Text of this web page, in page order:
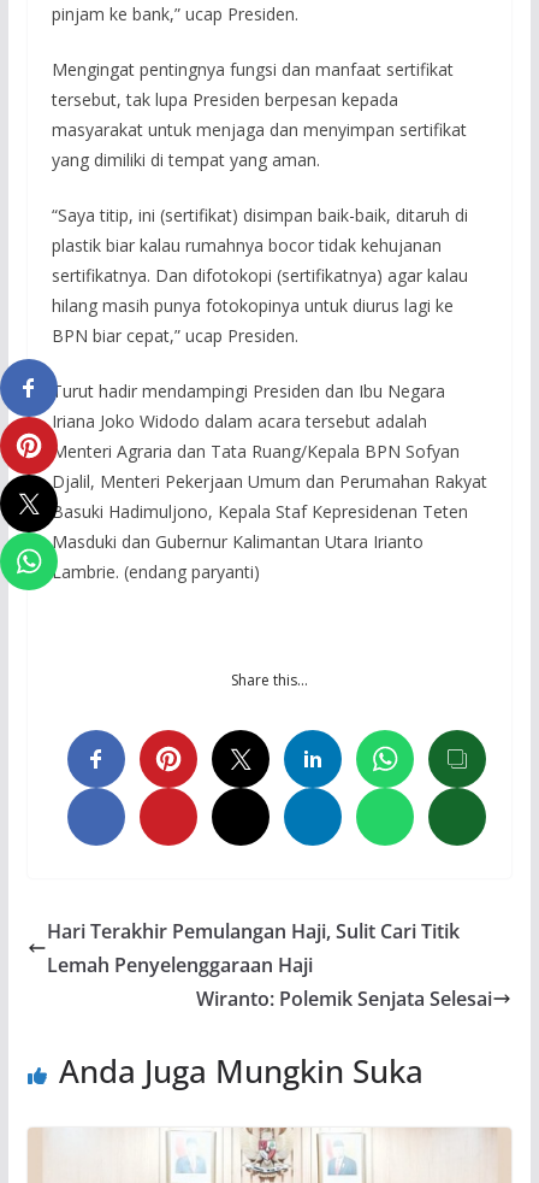
pinjam ke bank,” ucap Presiden.
Mengingat pentingnya fungsi dan manfaat sertifikat
tersebut, tak lupa Presiden berpesan kepada
masyarakat untuk menjaga dan menyimpan sertifikat
yang dimiliki di tempat yang aman.
“Saya titip, ini (sertifikat) disimpan baik-baik, ditaruh di
plastik biar kalau rumahnya bocor tidak kehujanan
sertifikatnya. Dan difotokopi (sertifikatnya) agar kalau
hilang masih punya fotokopinya untuk diurus lagi ke
BPN biar cepat,” ucap Presiden.
Turut hadir mendampingi Presiden dan Ibu Negara
Iriana Joko Widodo dalam acara tersebut adalah
Menteri Agraria dan Tata Ruang/Kepala BPN Sofyan
Djalil, Menteri Pekerjaan Umum dan Perumahan Rakyat
Basuki Hadimuljono, Kepala Staf Kepresidenan Teten
Masduki dan Gubernur Kalimantan Utara Irianto
Lambrie. (endang paryanti)
Share this…
Hari Terakhir Pemulangan Haji, Sulit Cari Titik
Lemah Penyelenggaraan Haji
Wiranto: Polemik Senjata Selesai
Anda Juga Mungkin Suka